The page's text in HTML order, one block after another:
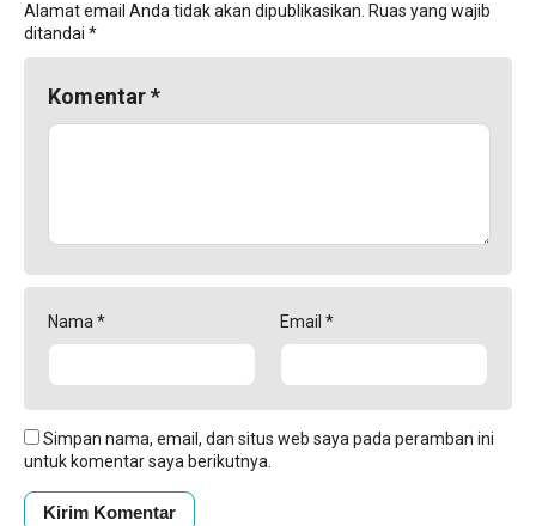
Alamat email Anda tidak akan dipublikasikan. Ruas yang wajib
ditandai *
Komentar*
Nama * Email *
Simpan nama, email, dan situs web saya pada peramban ini
untuk komentar saya berikutnya.